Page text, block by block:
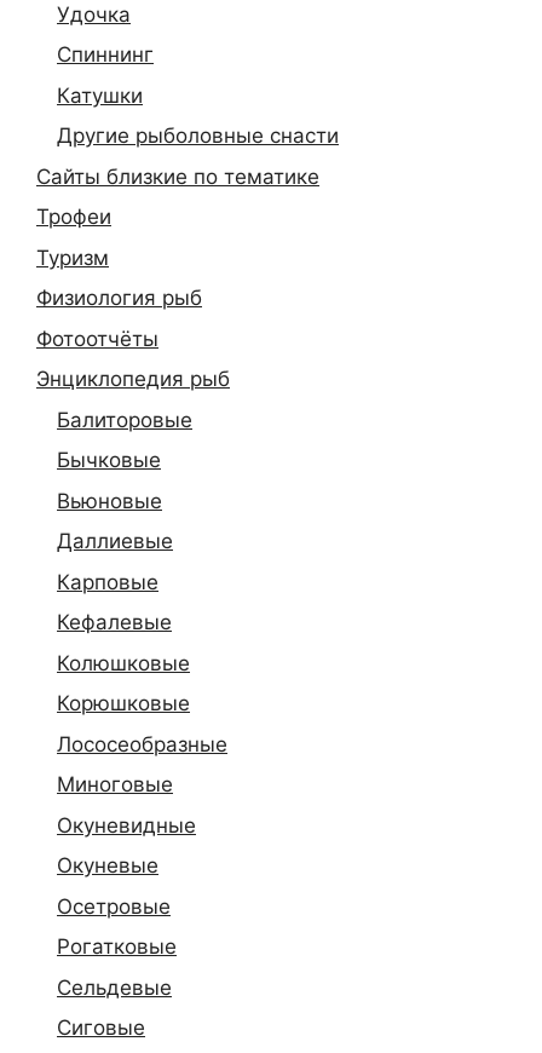
Удочка
Спиннинг
Катушки
Другие рыболовные снасти
Сайты близкие по тематике
Трофеи
Туризм
Физиология рыб
Фотоотчёты
Энциклопедия рыб
Балиторовые
Бычковые
Вьюновые
Даллиевые
Карповые
Кефалевые
Колюшковые
Корюшковые
Лососеобразные
Миноговые
Окуневидные
Окуневые
Осетровые
Рогатковые
Сельдевые
Сиговые